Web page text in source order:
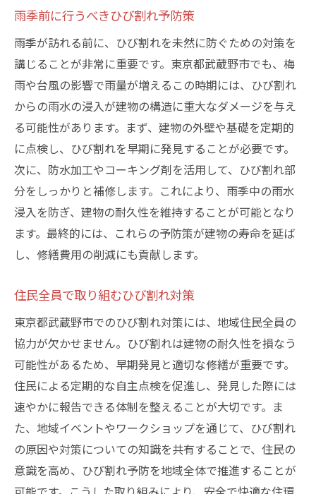
雨季前に行うべきひび割れ予防策
雨季が訪れる前に、ひび割れを未然に防ぐための対策を
講じることが非常に重要です。東京都武蔵野市でも、梅
雨や台風の影響で雨量が増えるこの時期には、ひび割れ
からの雨水の浸入が建物の構造に重大なダメージを与え
る可能性があります。まず、建物の外壁や基礎を定期的
に点検し、ひび割れを早期に発見することが必要です。
次に、防水加工やコーキング剤を活用して、ひび割れ部
分をしっかりと補修します。これにより、雨季中の雨水
浸入を防ぎ、建物の耐久性を維持することが可能となり
ます。最終的には、これらの予防策が建物の寿命を延ば
し、修繕費用の削減にも貢献します。
住民全員で取り組むひび割れ対策
東京都武蔵野市でのひび割れ対策には、地域住民全員の
協力が欠かせません。ひび割れは建物の耐久性を損なう
可能性があるため、早期発見と適切な修繕が重要です。
住民による定期的な自主点検を促進し、発見した際には
速やかに報告できる体制を整えることが大切です。ま
た、地域イベントやワークショップを通じて、ひび割れ
の原因や対策についての知識を共有することで、住民の
意識を高め、ひび割れ予防を地域全体で推進することが